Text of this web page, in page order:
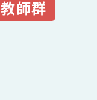
教師群